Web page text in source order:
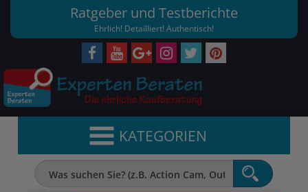
Ratgeber und Testberichte
Ehrlich! Detailliert! Authentisch!
KATEGORIEN